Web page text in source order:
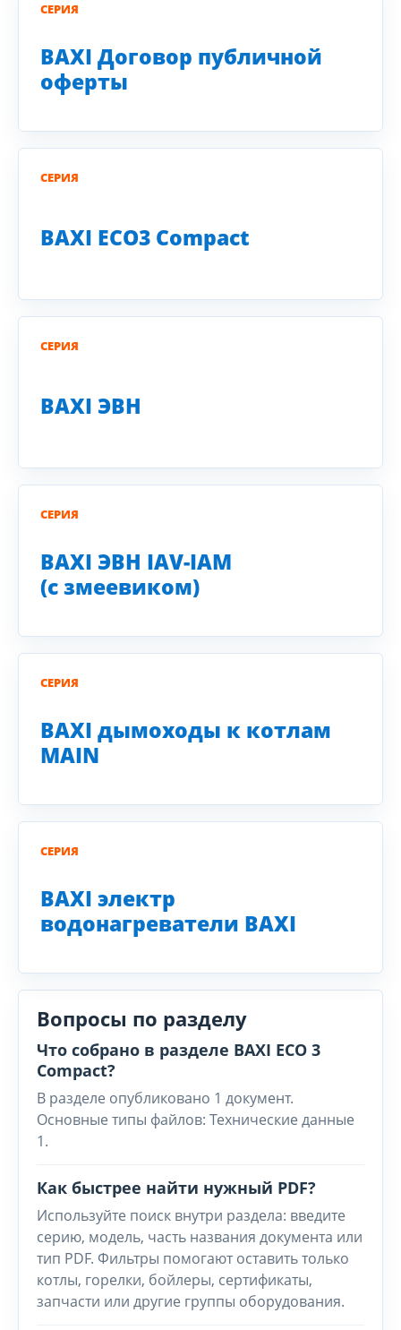
СЕРИЯ
BAXI Договор публичной
оферты
СЕРИЯ
BAXI ЕСО3 Compact
СЕРИЯ
BAXI ЭВН
СЕРИЯ
BAXI ЭВН IAV-IAM
(с змеевиком)
СЕРИЯ
BAXI дымоходы к котлам
MAIN
СЕРИЯ
BAXI электр
водонагреватели BAXI
Вопросы по разделу
Что собрано в разделе BAXI ECO 3
Compact?
В разделе опубликовано 1 документ.
Основные типы файлов: Технические данные
1.
Как быстрее найти нужный PDF?
Используйте поиск внутри раздела: введите
серию, модель, часть названия документа или
тип PDF. Фильтры помогают оставить только
котлы, горелки, бойлеры, сертификаты,
запчасти или другие группы оборудования.